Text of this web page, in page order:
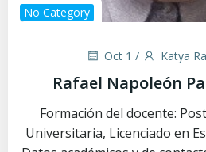
No Category
Oct 1 / Katya
Rafael Napoleón
Formación del docente:
Universitaria, Licenciado en